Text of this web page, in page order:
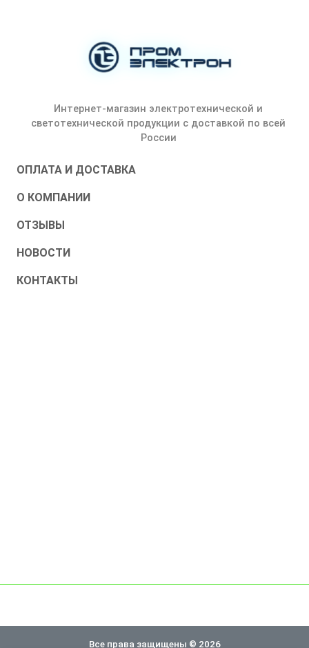
Интернет-магазин электротехнической и
светотехнической продукции с доставкой по всей
России
ОПЛАТА И ДОСТАВКА
О КОМПАНИИ
ОТЗЫВЫ
НОВОСТИ
КОНТАКТЫ
Все права защищены © 2026